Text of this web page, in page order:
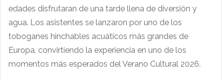
edades disfrutaran de una tarde llena de diversión y
agua. Los asistentes se lanzaron por uno de los
toboganes hinchables acuáticos más grandes de
Europa, convirtiendo la experiencia en uno de los
momentos más esperados del Verano Cultural 2026.